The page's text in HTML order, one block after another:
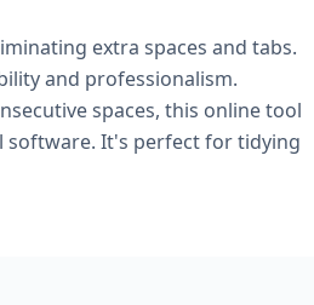
extra spaces and tabs.
and professionalism.
spaces, this online tool
software. It's perfect for tidying